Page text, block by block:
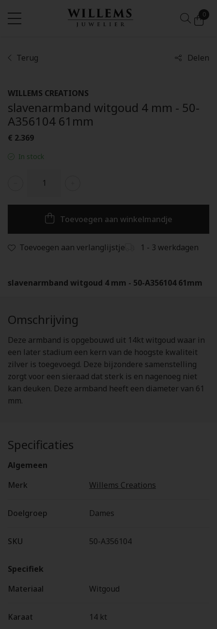
0
Terug Delen
WILLEMS CREATIONS
slavenarmband witgoud 4 mm - 50-
A356104 61mm
€ 2.369
In stock
Toevoegen aan winkelmandje
Toevoegen aan verlanglijstje 1 - 3 werkdagen
slavenarmband witgoud 4 mm - 50-A356104 61mm
Omschrijving
Deze armband is opgebouwd uit 14kt witgoud waar in
een later stadium een kern van de hoogste kwaliteit
zilver is toegevoegd. Deze bijzondere samenstelling
zorgt voor een sieraad dat sterk is en nagenoeg niet
kan deuken. Deze armband heeft een diameter van 61
mm.
Specificaties
Algemeen
Merk
Willems Creations
Doelgroep Dames
SKU 50-A356104
Specifiek
Materiaal
Witgoud
Karaat 14 kt